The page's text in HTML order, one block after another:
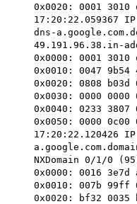
0x0020: 0001 3010
17:20:22.059367
dns-
49.191.96.38.in-
0x0000: 0001 3010
0x0010: 0047 9b54
0x0020: 0808 b03d
0x0030: 0000 0000
0x0040: 0233 3807
0x0050: 0000 0c00
17:20:22.120426
NXDomain 0/1/0
0x0000: 0016 3e7d
0x0010: 007b 99ff
0x0020: bf32 0035